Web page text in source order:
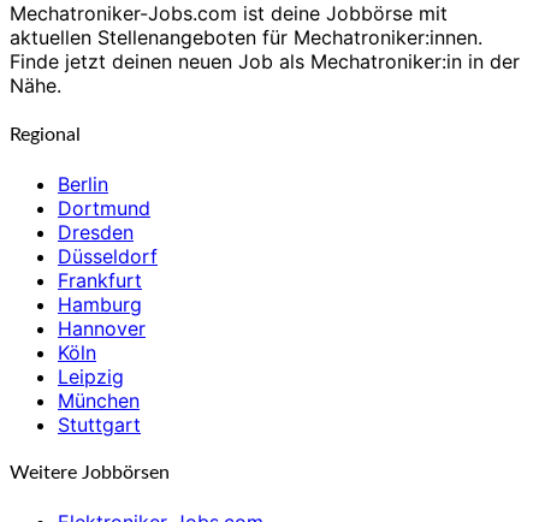
Mechatroniker-Jobs.com ist deine Jobbörse mit
aktuellen Stellenangeboten für Mechatroniker:innen.
Finde jetzt deinen neuen Job als Mechatroniker:in in der
Nähe.
Regional
Berlin
Dortmund
Dresden
Düsseldorf
Frankfurt
Hamburg
Hannover
Köln
Leipzig
München
Stuttgart
Weitere Jobbörsen